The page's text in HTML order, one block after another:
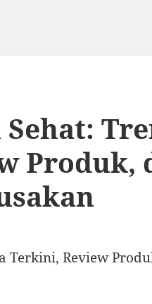
Produk,
Terkini, Review